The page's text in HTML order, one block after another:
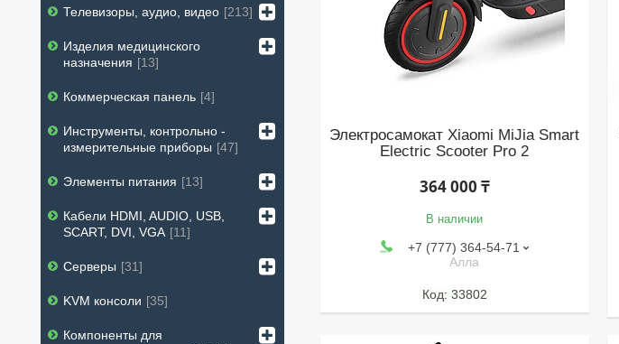
Электросамокат Xiaomi MiJia Smart
Electric Scooter Pro 2
364 000 ₸
В наличии
+7 (777) 364-54-71
Алла
33802
Телевизоры, аудио, видео 213
Изделия медицинского
назначения
13
Коммерческая панель 4
Инструменты, контрольно -
измерительные приборы
47
Элементы питания 13
Кабели HDMI, AUDIO, USB,
SCART, DVI, VGA
11
Серверы 31
KVM консоли 35
Компоненты для